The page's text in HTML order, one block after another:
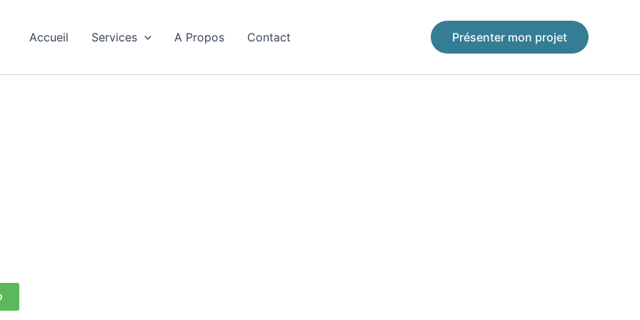
Accueil Services A Propos Contact Présenter mon projet